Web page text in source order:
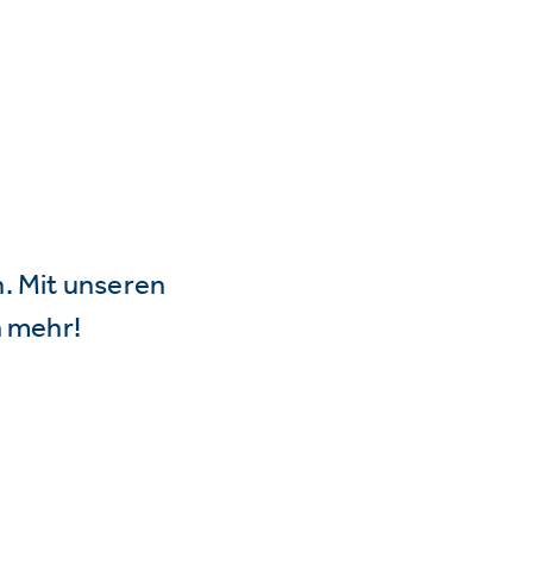
Mit unseren
mehr!